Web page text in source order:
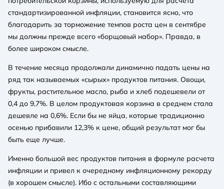
стандартизированной инфляции, становится ясно, что
благодарить за торможение темпов роста цен в сентябре
мы должны прежде всего «борщовый набор». Правда, в
более широком смысле.
В течение месяца продолжали динамично падать цены на
ряд так называемых «сырых» продуктов питания. Овощи,
фрукты, растительное масло, рыба и хлеб подешевели от
0,4 до 9,7%. В целом продуктовая корзина в среднем стала
дешевле на 0,6%. Если бы не яйца, которые традиционно
осенью прибавили 12,3% к цене, общий результат мог бы
быть еще лучше.
Именно большой вес продуктов питания в формуле расчета
инфляции и привел к очередному инфляционному рекорду
(в хорошем смысле). Ибо с остальными составляющими